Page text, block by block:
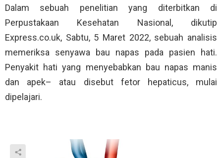
Dalam sebuah penelitian yang diterbitkan di
Perpustakaan Kesehatan Nasional, dikutip
Express.co.uk, Sabtu, 5 Maret 2022, sebuah analisis
memeriksa senyawa bau napas pada pasien hati.
Penyakit hati yang menyebabkan bau napas manis
dan apek– atau disebut fetor hepaticus, mulai
dipelajari.